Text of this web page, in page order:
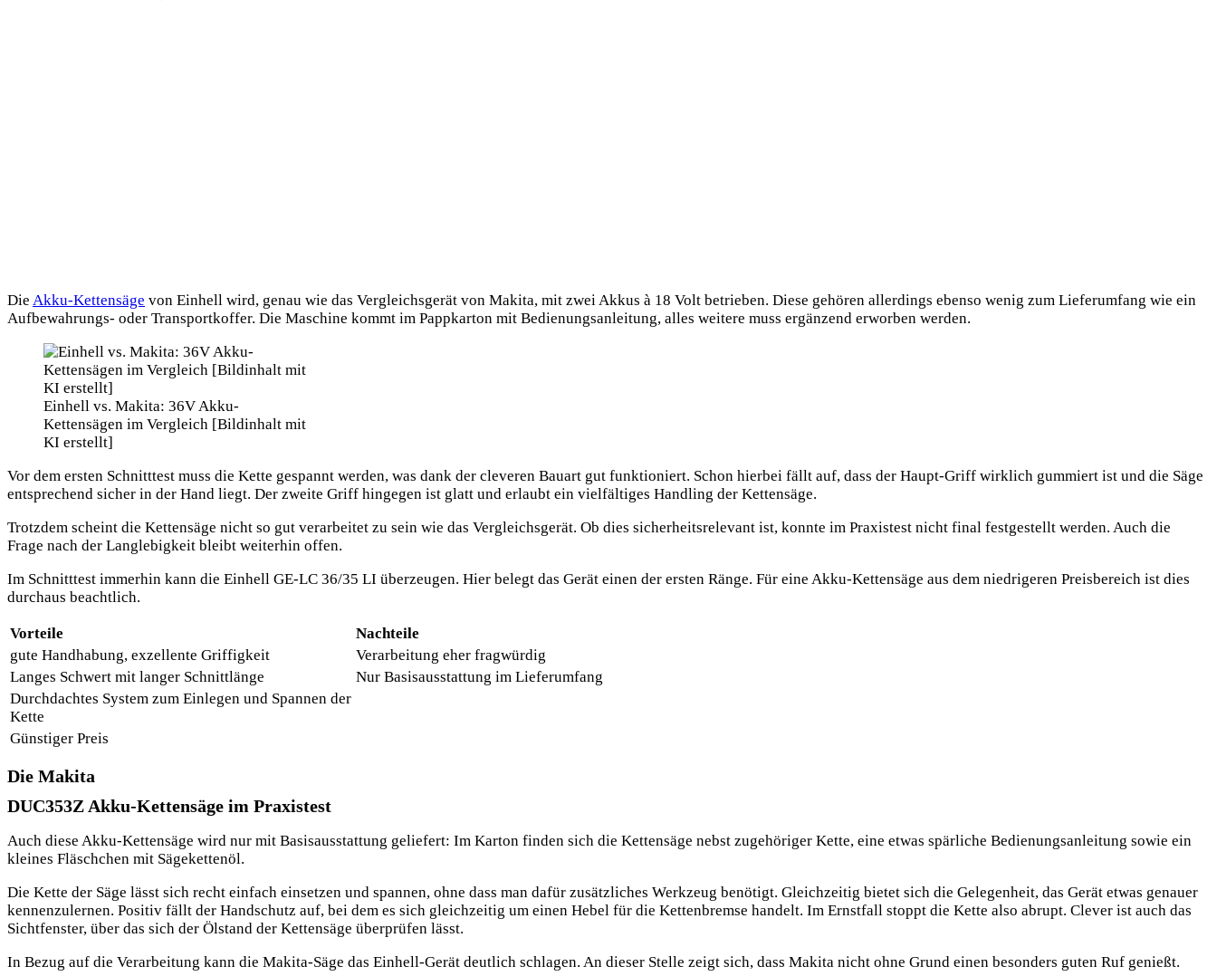
Die Akku-Kettensäge von Einhell wird, genau wie das Vergleichsgerät von Makita, mit zwei Akkus à 18 Volt betrieben. Diese gehören allerdings ebenso wenig zum Lieferumfang wie ein
Aufbewahrungs- oder Transportkoffer. Die Maschine kommt im Pappkarton mit Bedienungsanleitung, alles weitere muss ergänzend erworben werden.
Einhell vs. Makita: 36V Akku-
Kettensägen im Vergleich [Bildinhalt mit
KI erstellt]
Vor dem ersten Schnitttest muss die Kette gespannt werden, was dank der cleveren Bauart gut funktioniert. Schon hierbei fällt auf, dass der Haupt-Griff wirklich gummiert ist und die Säge
entsprechend sicher in der Hand liegt. Der zweite Griff hingegen ist glatt und erlaubt ein vielfältiges Handling der Kettensäge.
Trotzdem scheint die Kettensäge nicht so gut verarbeitet zu sein wie das Vergleichsgerät. Ob dies sicherheitsrelevant ist, konnte im Praxistest nicht final festgestellt werden. Auch die
Frage nach der Langlebigkeit bleibt weiterhin offen.
Im Schnitttest immerhin kann die Einhell GE-LC 36/35 LI überzeugen. Hier belegt das Gerät einen der ersten Ränge. Für eine Akku-Kettensäge aus dem niedrigeren Preisbereich ist dies
durchaus beachtlich.
Vorteile
Nachteile
gute Handhabung, exzellente Griffigkeit
Verarbeitung eher fragwürdig
Langes Schwert mit langer Schnittlänge
Nur Basisausstattung im Lieferumfang
Durchdachtes System zum Einlegen und Spannen der
Kette
Günstiger Preis
Die Makita
DUC353Z Akku-Kettensäge im Praxistest
Auch diese Akku-Kettensäge wird nur mit Basisausstattung geliefert: Im Karton finden sich die Kettensäge nebst zugehöriger Kette, eine etwas spärliche Bedienungsanleitung sowie ein
kleines Fläschchen mit Sägekettenöl.
Die Kette der Säge lässt sich recht einfach einsetzen und spannen, ohne dass man dafür zusätzliches Werkzeug benötigt. Gleichzeitig bietet sich die Gelegenheit, das Gerät etwas genauer
kennenzulernen. Positiv fällt der Handschutz auf, bei dem es sich gleichzeitig um einen Hebel für die Kettenbremse handelt. Im Ernstfall stoppt die Kette also abrupt. Clever ist auch das
Sichtfenster, über das sich der Ölstand der Kettensäge überprüfen lässt.
In Bezug auf die Verarbeitung kann die Makita-Säge das Einhell-Gerät deutlich schlagen. An dieser Stelle zeigt sich, dass Makita nicht ohne Grund einen besonders guten Ruf genießt.